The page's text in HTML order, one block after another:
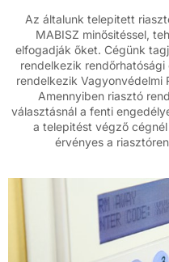
Az általunk telepitett
MABISZ minősitéssel,
elfogadják őket. Cégünk
rendelkezik
rendelkezik Vagyonvédelmi
Amennyiben riasztó
választásnál a fenti
a telepitést végző
érvényes a